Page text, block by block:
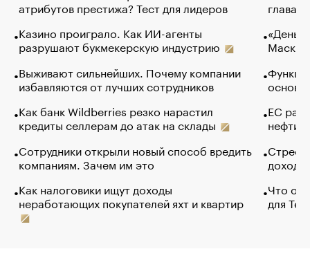
атрибутов престижа? Тест для лидеров
Казино проиграло. Как ИИ-агенты
разрушают букмекерскую индустрию
Выживают сильнейших. Почему компании
избавляются от лучших сотрудников
Как банк Wildberries резко нарастил
кредиты селлерам до атак на склады
Сотрудники открыли новый способ вредить
компаниям. Зачем им это
Как налоговики ищут доходы
неработающих покупателей яхт и квартир
глава
Маск в
основ
ЕС
нефти
Что
для